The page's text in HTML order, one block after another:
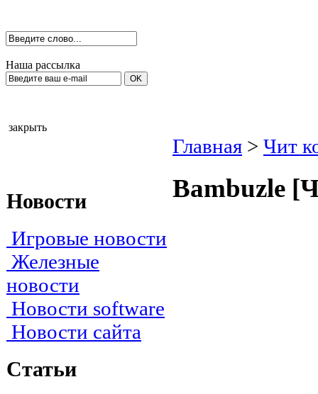
Наша рассылка
закрыть
Новости
Игровые новости
Железные
новости
Новости software
Новости сайта
Статьи
Главная > Чит
Ваmbuzle